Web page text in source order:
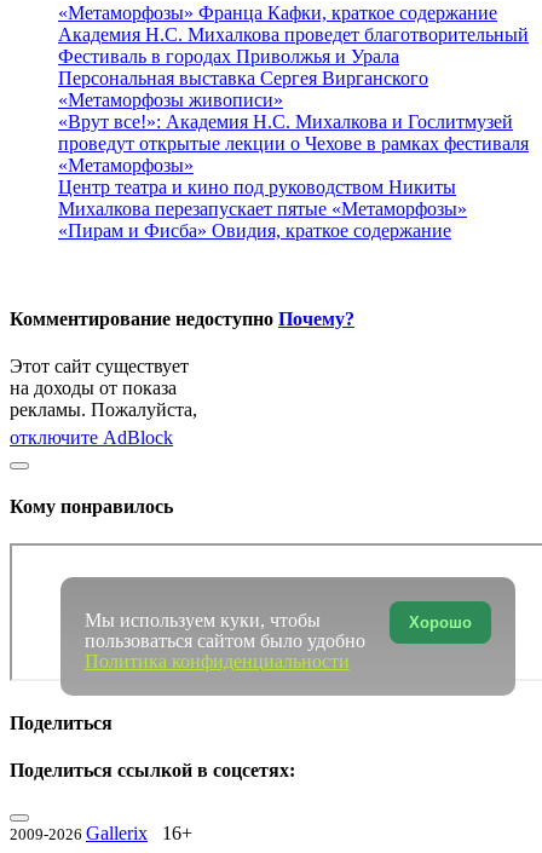
«Метаморфозы» Франца Кафки, краткое содержание
Академия Н.С. Михалкова проведет благотворительный
Фестиваль в городах Приволжья и Урала
Персональная выставка Сергея Вирганского
«Метаморфозы живописи»
«Врут все!»: Академия Н.С. Михалкова и Гослитмузей
проведут открытые лекции о Чехове в рамках фестиваля
«Метаморфозы»
Центр театра и кино под руководством Никиты
Михалкова перезапускает пятые «Метаморфозы»
«Пирам и Фисба» Овидия, краткое содержание
Комментирование недоступно Почему?
Этот сайт существует
на доходы от показа
рекламы. Пожалуйста,
отключите AdBlock
Кому понравилось
Поделиться
Поделиться ссылкой в соцсетях:
2009-2026 Gallerix 16+
Хорошо
Мы используем куки, чтобы
пользоваться сайтом было удобно
Политика конфиденциальности